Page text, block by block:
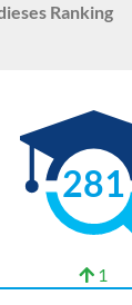
Ranking
281
1